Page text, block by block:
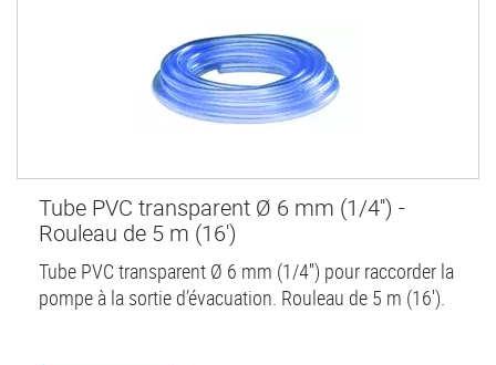
Tube PVC transparent Ø 6 mm (1/4'') -
Rouleau de 5 m (16')
Tube PVC transparent Ø 6 mm (1/4'') pour raccorder la
pompe à la sortie d’évacuation. Rouleau de 5 m (16').